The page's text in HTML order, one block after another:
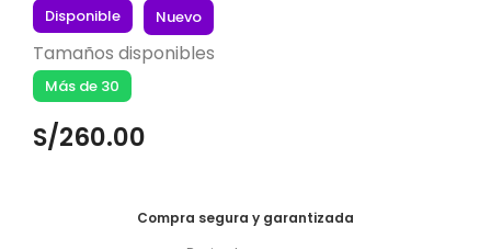
Disponible Nuevo
Tamaños disponibles
Más de 30
S/260.00
Compra segura y garantizada